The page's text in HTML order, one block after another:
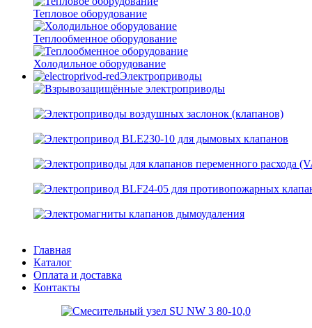
Тепловое оборудование
Теплообменное оборудование
Холодильное оборудование
Электроприводы
Главная
Каталог
Оплата и доставка
Контакты